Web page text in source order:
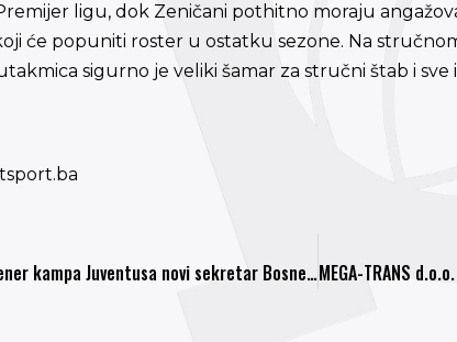
ligu, dok Zeničani pothitno moraju
će popuniti roster u ostatku sezone. Na
sigurno je veliki šamar za stručni štab i sve
Bivši trener kampa Juventusa novi sekretar Bosne Visoko